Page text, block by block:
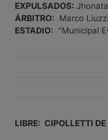
EXPULSADOS:
ÁRBITRO: Marco Liuzzi
ESTADIO: "Municipal
LIBRE: CIPOLLETTI DE